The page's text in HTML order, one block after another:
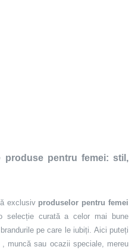
produse pentru femei: stil,
exclusiv produselor pentru femei
curată a celor mai bune
pe care le iubiți. Aici puteți
muncă sau ocazii speciale, mereu